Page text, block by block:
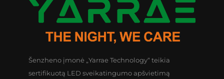
Šenzheno įmonė „Yarrae Technology“ teikia
sertifikuotą LED sveikatingumo apšvietimą